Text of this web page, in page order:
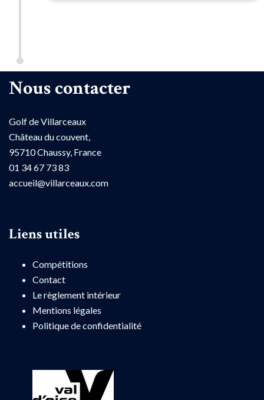
Nous contacter
Golf de Villarceaux
Château du couvent,
95710 Chaussy, France
01 34 67 73 83
accueil@villarceaux.com
Liens utiles
Compétitions
Contact
Le règlement intérieur
Mentions légales
Politique de confidentialité